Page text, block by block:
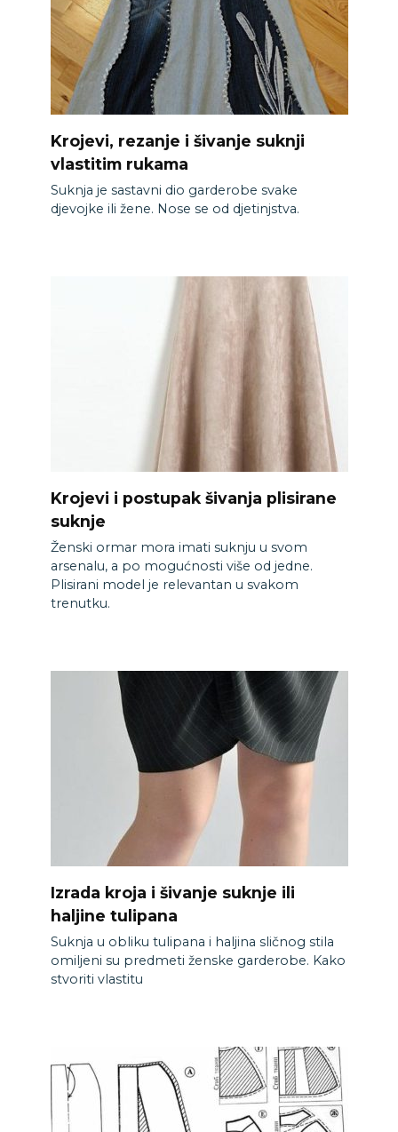
Krojevi, rezanje i šivanje suknji
vlastitim rukama
Suknja je sastavni dio garderobe svake
djevojke ili žene. Nose se od djetinjstva.
Krojevi i postupak šivanja plisirane
suknje
Ženski ormar mora imati suknju u svom
arsenalu, a po mogućnosti više od jedne.
Plisirani model je relevantan u svakom
trenutku.
Izrada kroja i šivanje suknje ili
haljine tulipana
Suknja u obliku tulipana i haljina sličnog stila
omiljeni su predmeti ženske garderobe. Kako
stvoriti vlastitu